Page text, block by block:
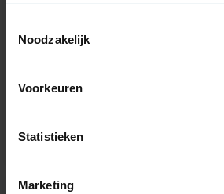
Noodzakelijk
Voorkeuren
Statistieken
Marketing
Moteur tubulaire 50
d'urgence et réglage
mécanique
228,95
RT